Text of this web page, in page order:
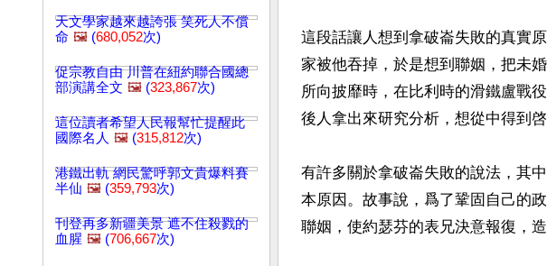
天文學家越來越誇張 笑死人不償
命 🖼️ (680,052次)
促宗教自由 川普在紐約聯合國總
部演講全文 🖼️ (323,867次)
這位讀者希望人民報幫忙提醒此
國際名人 🖼️ (315,812次)
港鐵出軌 網民驚呼郭文貴爆料賽
半仙 🖼️ (359,793次)
刊登再多新疆美景 遮不住殺戮的
血腥 🖼️ (706,667次)
這段話讓人想到拿破崙失敗的真實
家被他吞掉，於是想到聯姻，把未
所向披靡時，在比利時的滑鐵盧戰
後人拿出來研究分析，想從中得到
有許多關於拿破崙失敗的說法，其
本原因。故事說，爲了鞏固自己的
聯姻，使約瑟芬的表兄決意報復，